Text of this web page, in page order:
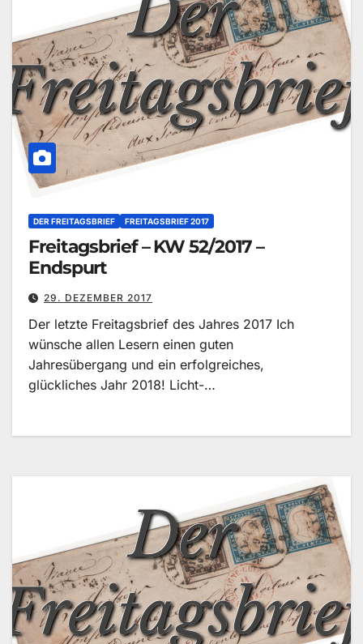
DER FREITAGSBRIEF FREITAGSBRIEF 2017
Freitagsbrief – KW 52/2017 –
Endspurt
29. DEZEMBER 2017
Der letzte Freitagsbrief des Jahres 2017 Ich
wünsche allen Lesern einen guten
Jahresübergang und ein erfolgreiches,
glückliches Jahr 2018! Licht-…